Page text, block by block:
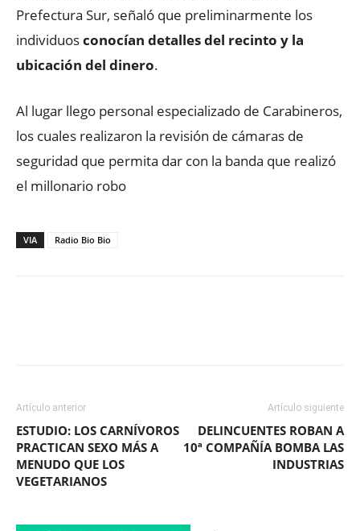
Prefectura Sur, señaló que preliminarmente los
individuosconocían detalles del recinto y la
ubicación del dinero.
Al lugar llego personal especializado de Carabineros,
los cuales realizaron la revisión de cámaras de
seguridad que permita dar con la banda que realizó
el millonario robo
VIA Radio Bio Bio
Artículo anterior
ESTUDIO: LOS CARNÍVOROS
PRACTICAN SEXO MÁS A
MENUDO QUE LOS
VEGETARIANOS
Artículo siguiente
DELINCUENTES ROBAN A
10ª COMPAÑÍA BOMBA LAS
INDUSTRIAS